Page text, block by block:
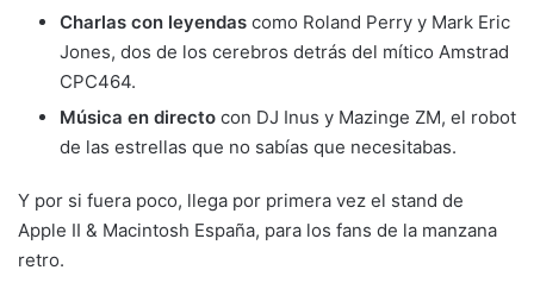
Charlas con leyendas como Roland Perry y Mark Eric
Jones, dos de los cerebros detrás del mítico Amstrad
CPC464.
Música en directo con DJ Inus y Mazinge ZM, el robot
de las estrellas que no sabías que necesitabas.
Y por si fuera poco, llega por primera vez el stand de
Apple II & Macintosh España, para los fans de la manzana
retro.